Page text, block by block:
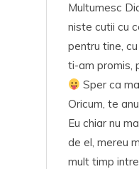
Multumesc
niste cutii cu
pentru tine,
ti-am promis,
Sper ca
Oricum, te
Eu chiar nu
de el, mereu
mult timp